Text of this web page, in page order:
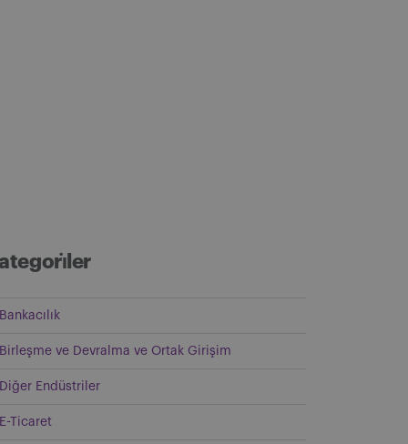
Bankacılık
Birleşme ve Devralma ve Ortak Girişim
Diğer Endüstriler
E-Ticaret